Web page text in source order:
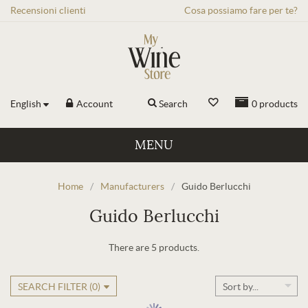
Recensioni clienti Cosa possiamo fare per te?
English Account 0 products
Search
MENU
Home / Manufacturers / Guido Berlucchi
Guido Berlucchi
There are 5 products.
SEARCH FILTER (0) Sort by...